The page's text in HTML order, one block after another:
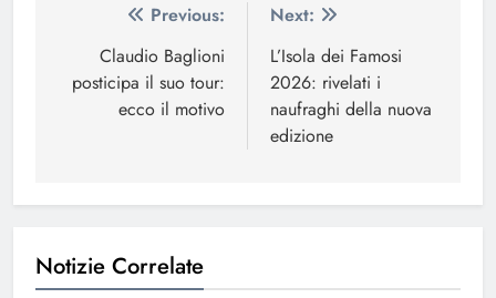
Navigazione
articoli
Previous:
Claudio Baglioni
posticipa il suo tour:
ecco il motivo
Next:
L’Isola dei Famosi
2026: rivelati i
naufraghi della nuova
edizione
Notizie Correlate